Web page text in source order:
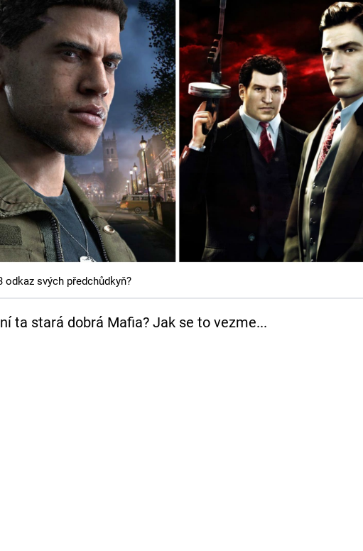
odkaz svých předchůdkyň?
ta stará dobrá Mafia? Jak se to vezme...